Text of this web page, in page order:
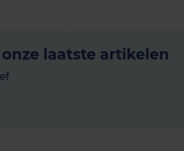
laatste artikelen